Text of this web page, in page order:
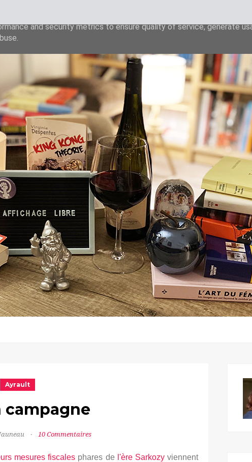
Ayrault
campagne
10 Commentaires
mesures fiscales phares de l'ère Sarkozyviennent
and security metrics to ensure quality of service, generate